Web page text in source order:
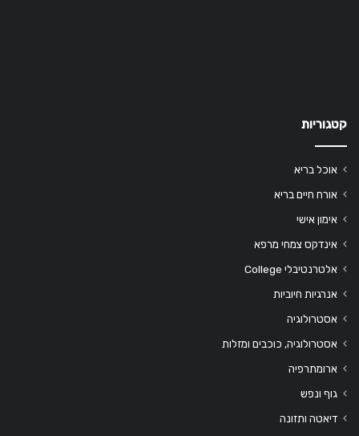
קטגוריות
אוכל בריא
אורח חיים בריא
אימון אישי
אינדקס צמחי מרפא
אלטרנטיבלי College
אנרגיות חיוביות
אסטרולוגיה
אסטרולוגיה, כוכבים ומזלות
ארומתרפיה
גוף ונפש
דיאטה ותזונה